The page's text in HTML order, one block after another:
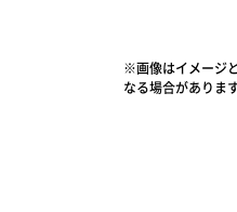
※画像はイメージ
なる場合があります